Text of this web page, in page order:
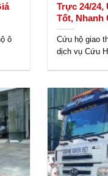
ô
Trực 24/24,
Tốt, Nhanh
Cứu hộ giao
dịch vụ Cứu